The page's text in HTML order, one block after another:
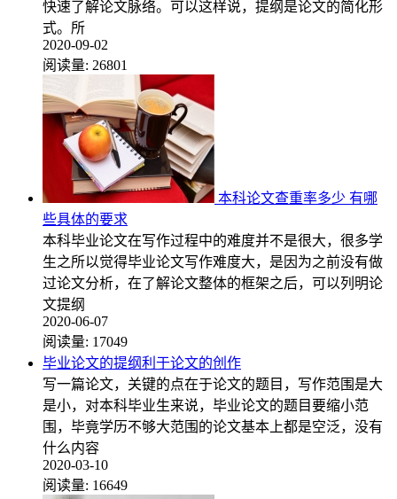
快速了解论文脉络。可以这样说，提纲是论文的简化形
式。所
2020-09-02
阅读量: 26801
本科论文查重率多少 有哪
些具体的要求
本科毕业论文在写作过程中的难度并不是很大，很多学
生之所以觉得毕业论文写作难度大，是因为之前没有做
过论文分析，在了解论文整体的框架之后，可以列明论
文提纲
2020-06-07
阅读量: 17049
毕业论文的提纲利于论文的创作
写一篇论文，关键的点在于论文的题目，写作范围是大
是小，对本科毕业生来说，毕业论文的题目要缩小范
围，毕竟学历不够大范围的论文基本上都是空泛，没有
什么内容
2020-03-10
阅读量: 16649